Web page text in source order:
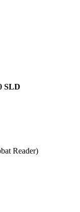
SLD
Reader)